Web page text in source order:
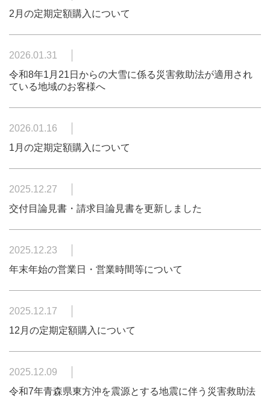
2月の定期定額購入について
2026.01.31
令和8年1月21日からの大雪に係る災害救助法が適用され
ている地域のお客様へ
2026.01.16
1月の定期定額購入について
2025.12.27
交付目論見書・請求目論見書を更新しました
2025.12.23
年末年始の営業日・営業時間等について
2025.12.17
12月の定期定額購入について
2025.12.09
令和7年青森県東方沖を震源とする地震に伴う災害救助法